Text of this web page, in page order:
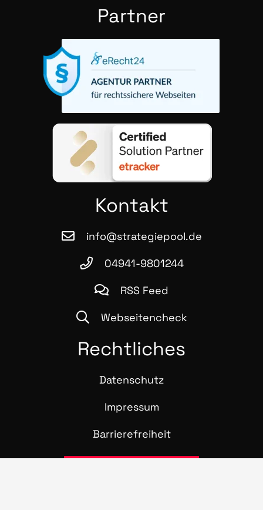
Part­ner
Kon­takt
info@strategiepool.de
04941-9801244
RSS Feed
Webseitencheck
Recht­li­ches
Daten­schutz
Impres­sum
Bar­rie­re­frei­heit